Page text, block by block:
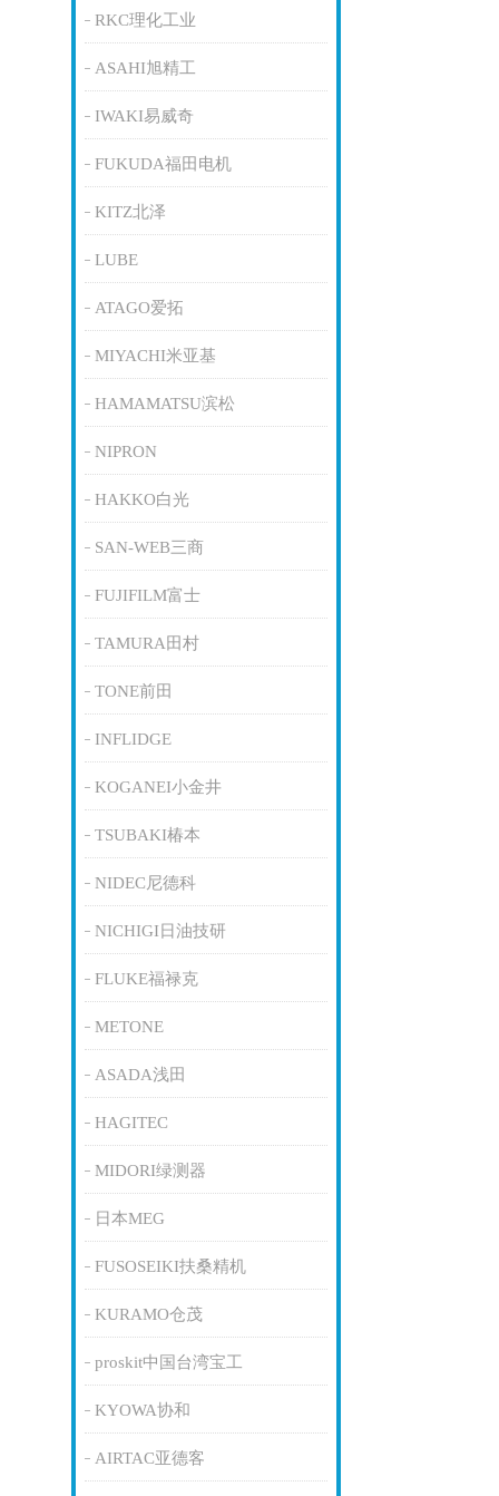
RKC理化工业
ASAHI旭精工
IWAKI易威奇
FUKUDA福田电机
KITZ北泽
LUBE
ATAGO爱拓
MIYACHI米亚基
HAMAMATSU滨松
NIPRON
HAKKO白光
SAN-WEB三商
FUJIFILM富士
TAMURA田村
TONE前田
INFLIDGE
KOGANEI小金井
TSUBAKI椿本
NIDEC尼德科
NICHIGI日油技研
FLUKE福禄克
METONE
ASADA浅田
HAGITEC
MIDORI绿测器
日本MEG
FUSOSEIKI扶桑精机
KURAMO仓茂
proskit中国台湾宝工
KYOWA协和
AIRTAC亚德客